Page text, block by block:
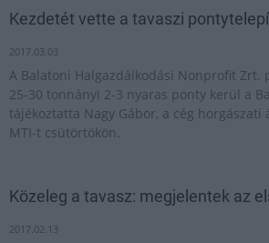
Kezdetét vette a tavaszi
2017.03.03
A Balatoni Halgazdálkodási Nonprofit Zrt.
25-30 tonnányi 2-3 nyaras ponty kerül a
tájékoztatta Nagy Gábor, a cég horgászati
MTI-t csütörtökön.
Közeleg a tavasz: megjelentek az
2017.02.13